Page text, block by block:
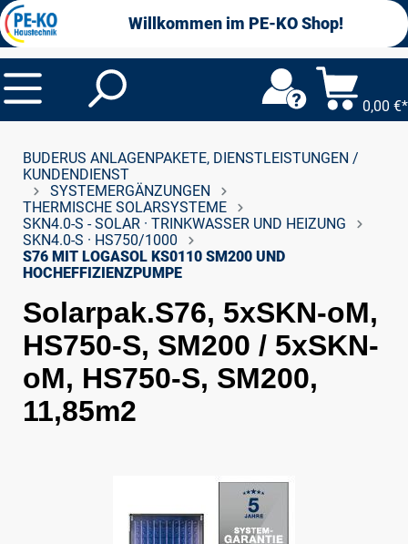
springen Willkommen im PE-KO Shop!
0,00 €*
BUDERUS ANLAGENPAKETE, DIENSTLEISTUNGEN /
KUNDENDIENST
SYSTEMERGÄNZUNGEN
THERMISCHE SOLARSYSTEME
SKN4.0-S - SOLAR · TRINKWASSER UND HEIZUNG
SKN4.0-S · HS750/1000
S76 MIT LOGASOL KS0110 SM200 UND
HOCHEFFIZIENZPUMPE
Solarpak.S76, 5xSKN-oM,
HS750-S, SM200 / 5xSKN-
oM, HS750-S, SM200,
11,85m2